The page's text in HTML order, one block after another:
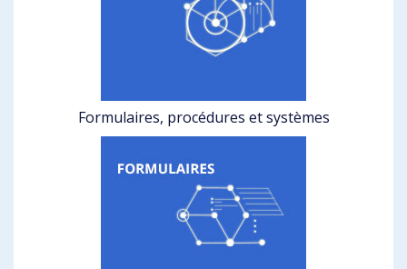
Formulaires, procédures et systèmes